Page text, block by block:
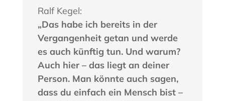
Ralf Kegel:
„Das habe ich bereits in der
Vergangenheit getan und werde
es auch künftig tun. Und warum?
Auch hier – das liegt an deiner
Person. Man könnte auch sagen,
dass du einfach ein Mensch bist –